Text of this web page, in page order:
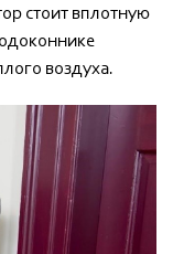
стоит вплотную
воздуха.